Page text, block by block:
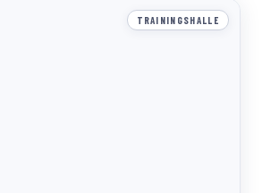
TRAININGSHALLE